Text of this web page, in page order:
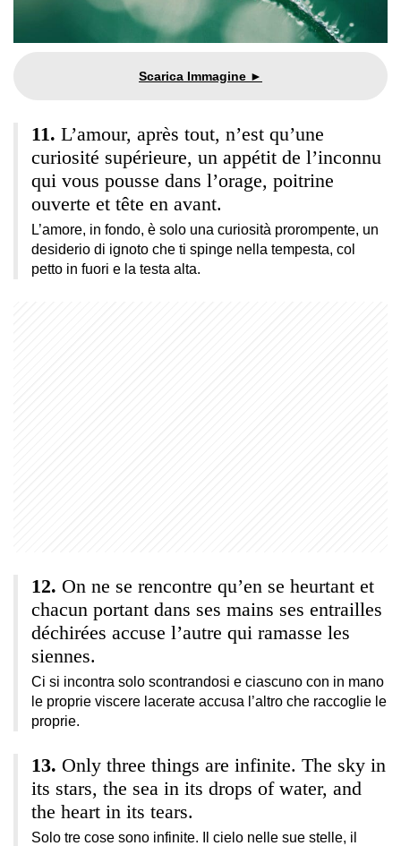
L’amour, après tout, n’est qu’une
curiosité supérieure, un appétit de l’inconnu
qui vous pousse dans l’orage, poitrine
ouverte et tête en avant.
L’amore, in fondo, è solo una curiosità prorompente, un
desiderio di ignoto che ti spinge nella tempesta, col
petto in fuori e la testa alta.
On ne se rencontre qu’en se heurtant et
chacun portant dans ses mains ses entrailles
déchirées accuse l’autre qui ramasse les
siennes.
Ci si incontra solo scontrandosi e ciascuno con in mano
le proprie viscere lacerate accusa l’altro che raccoglie le
proprie.
Only three things are infinite. The sky in
its stars, the sea in its drops of water, and
the heart in its tears.
Solo tre cose sono infinite. Il cielo nelle sue stelle, il